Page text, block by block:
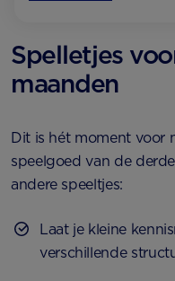
Spelletjes
maanden
Dit is hét moment voor
speelgoed van de
andere speeltjes:
Laat je kleine
verschillende